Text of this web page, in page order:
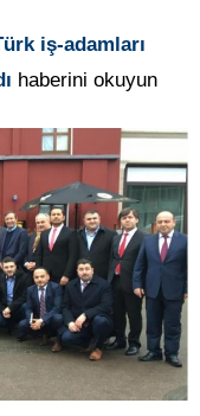
iş-adamları
haberini okuyun